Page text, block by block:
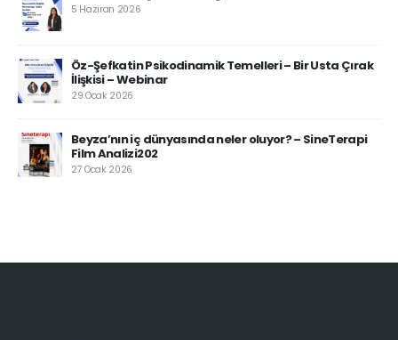
5 Haziran 2026
Öz-Şefkatin Psikodinamik Temelleri – Bir Usta Çırak
İlişkisi – Webinar
29 Ocak 2026
Beyza’nın iç dünyasında neler oluyor? – SineTerapi
Film Analizi202
27 Ocak 2026